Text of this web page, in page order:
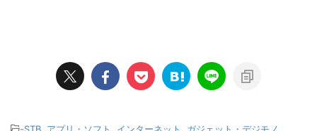
-STB アプリ・ソフト インターネット ガジェット・デジモノ